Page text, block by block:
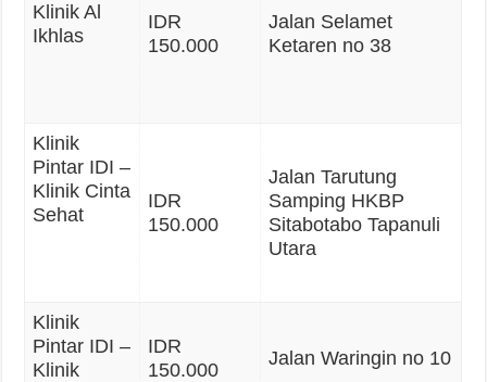
Klinik Al
Ikhlas
IDR
150.000
Jalan Selamet
Ketaren no 38
Klinik
Pintar IDI –
Klinik Cinta
Sehat
IDR
150.000
Jalan Tarutung
Samping HKBP
Sitabotabo Tapanuli
Utara
Klinik
Pintar IDI –
Klinik
IDR
150.000
Jalan Waringin no 10